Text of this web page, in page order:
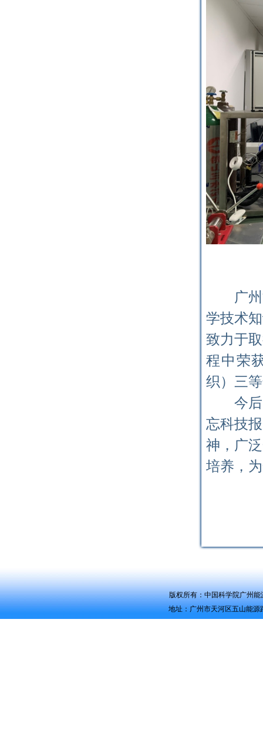
广
学技术
致力于
程中荣
织）三
今
忘科技
神，广
培养，
版权所有：中国科学院广州能
地址：广州市天河区五山能源